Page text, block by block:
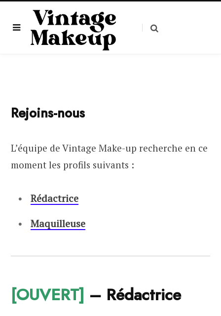
Rejoins-nous
L’équipe de Vintage Make-up recherche en ce
moment les profils suivants :
Rédactrice
Maquilleuse
[OUVERT] – Rédactrice